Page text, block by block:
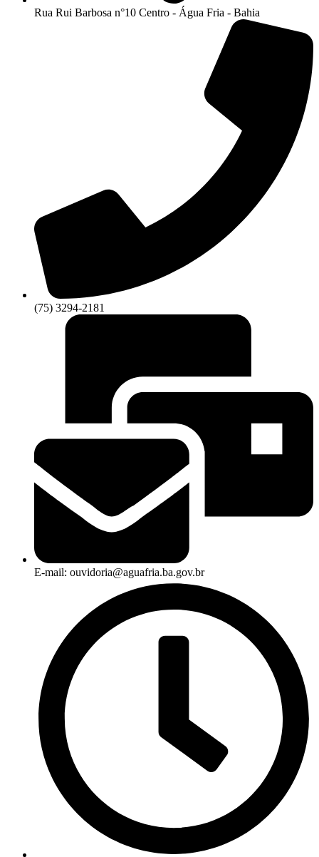
Rua Rui Barbosa n°10 Centro - Água Fria - Bahia
(75) 3294-2181
E-mail: ouvidoria@aguafria.ba.gov.br